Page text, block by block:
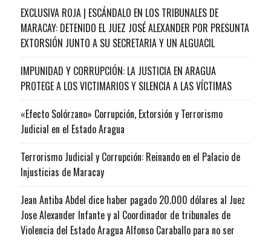
EXCLUSIVA ROJA | ESCÁNDALO EN LOS TRIBUNALES DE
MARACAY: DETENIDO EL JUEZ JOSÉ ALEXANDER POR PRESUNTA
EXTORSIÓN JUNTO A SU SECRETARIA Y UN ALGUACIL
IMPUNIDAD Y CORRUPCIÓN: LA JUSTICIA EN ARAGUA
PROTEGE A LOS VICTIMARIOS Y SILENCIA A LAS VÍCTIMAS
«Efecto Solórzano» Corrupción, Extorsión y Terrorismo
Judicial en el Estado Aragua
Terrorismo Judicial y Corrupción: Reinando en el Palacio de
Injusticias de Maracay
Jean Antiba Abdel dice haber pagado 20.000 dólares al Juez
Jose Alexander Infante y al Coordinador de tribunales de
Violencia del Estado Aragua Alfonso Caraballo para no ser